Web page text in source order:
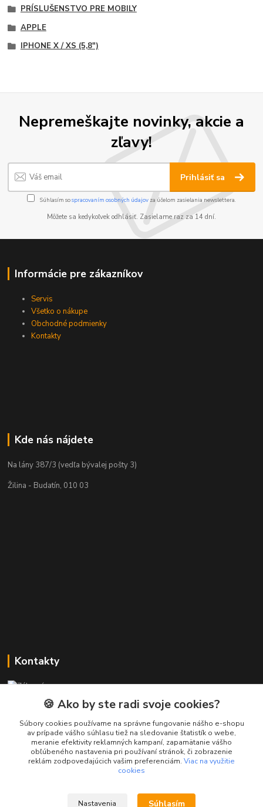
PRÍSLUŠENSTVO PRE MOBILY
APPLE
IPHONE X / XS (5,8")
Nepremeškajte novinky, akcie a
zľavy!
Prihlásiť sa
Súhlasím sospracovaním osobných údajov za účelom zasielania newslettera.
Môžete sa kedykoľvek odhlásiť. Zasielame raz za 14 dní.
Informácie pre zákazníkov
Servis
Všetko o nákupe
Obchodné podmienky
Kontakty
Kde nás nájdete
Na lány 387/3 (vedľa bývalej pošty 3)
Žilina - Budatín, 010 03
Kontakty
+421 911 010 560
Po-Pia, 13-17 hod.
info@presmartfon.sk
🍪 Ako by ste radi svoje cookies?
Súbory cookies používame na správne fungovanie nášho e-shopu
av prípade vášho súhlasu tiež na sledovanie štatistík o webe,
meranie efektivity reklamných kampaní, zapamätanie vášho
obľúbeného nastavenia pri používaní stránok, či zobrazenie
reklám zodpovedajúcich vašim preferenciám. Viac na využitie
cookies
Nastavenia Súhlasím